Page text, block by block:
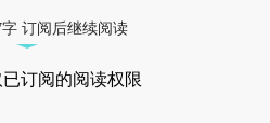
订阅后继续阅读
已订阅的阅读权限